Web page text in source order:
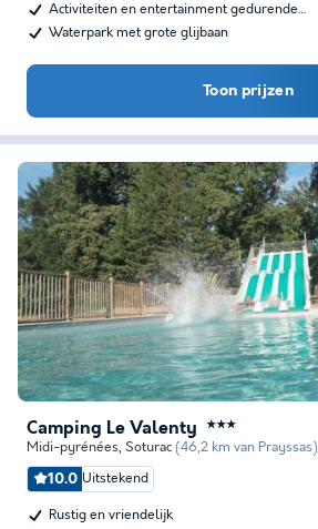
Activiteiten en entertainment gedurende…
Waterpark met grote glijbaan
Toon prijzen
Camping Le Valenty ★★★
Midi-pyrénées, Soturac (46,2 km van Prayssas)
10.0 Uitstekend
Rustig en vriendelijk